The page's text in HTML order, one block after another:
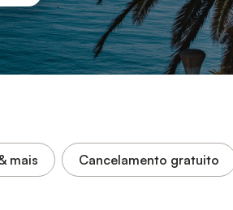
mais Cancelamento gratuito